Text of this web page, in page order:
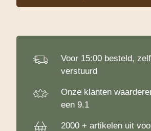
aantal
Voor 15:00 besteld,
verstuurd
Onze klanten
een 9.1
2000 + artikelen uit